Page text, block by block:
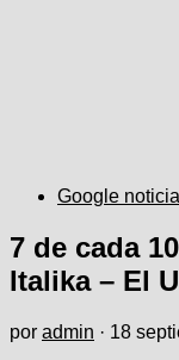
Google
7 de cada
Italika – El
por admin · 18